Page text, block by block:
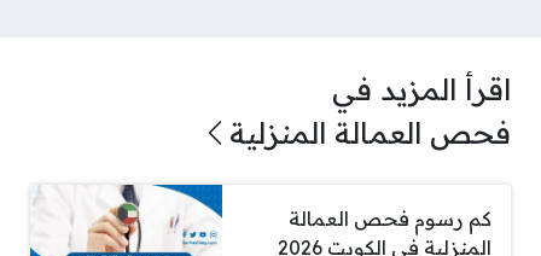
اقرأ المزيد في
فحص العمالة المنزلية
كم رسوم فحص العمالة
المنزلية في الكويت 2026